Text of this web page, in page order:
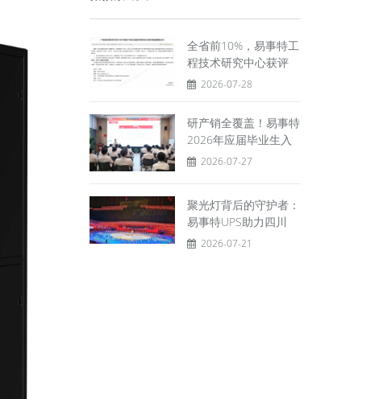
全省前10%，易事特工
程技术研究中心获评
2026-07-28
研产销全覆盖！易事特
2026年应届毕业生入
2026-07-27
聚光灯背后的守护者：
易事特UPS助力四川
2026-07-21